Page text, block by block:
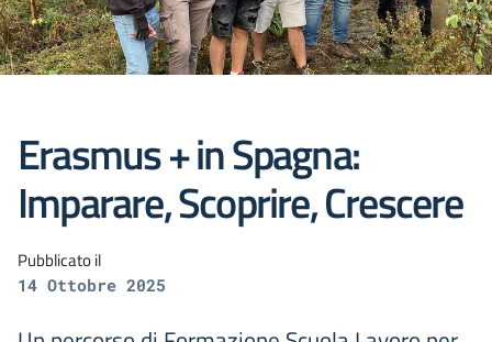
Erasmus + in Spagna:
Imparare, Scoprire, Crescere
Pubblicato il
14 Ottobre 2025